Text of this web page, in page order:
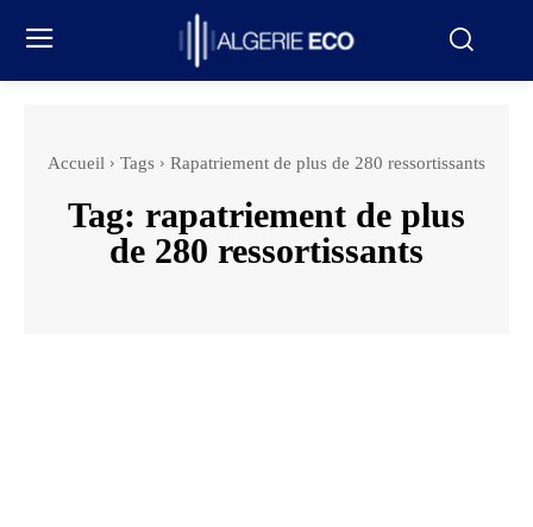
Accueil Tags Rapatriement de plus de 280 ressortissants
Tag: rapatriement de plus
de 280 ressortissants